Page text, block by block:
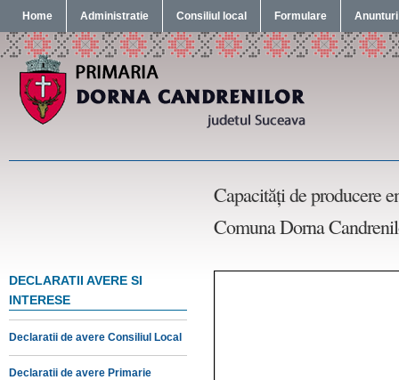
Home Administratie Consiliul local Formulare Anunturi
Capacităţi de producere
Comuna Dorna
DECLARATII AVERE SI
INTERESE
Declaratii de avere Consiliul Local
Declaratii de avere Primarie